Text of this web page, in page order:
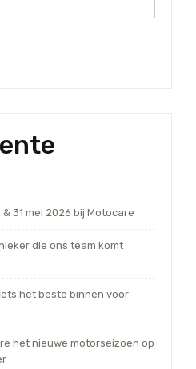
31 mei 2026 bij Motocare
die ons team komt
het beste binnen voor
het nieuwe motorseizoen op